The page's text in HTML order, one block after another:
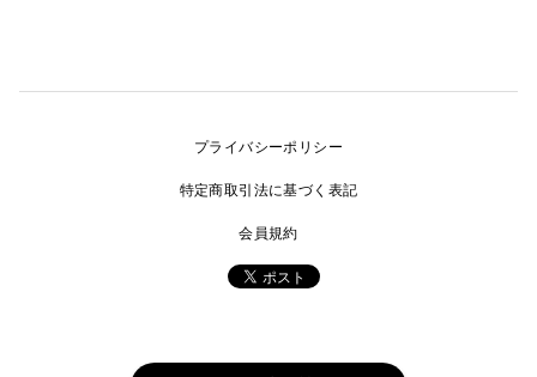
プライバシーポリシー
特定商取引法に基づく表記
会員規約